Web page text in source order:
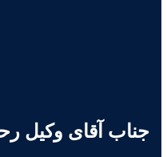
جناب آقای وکیل